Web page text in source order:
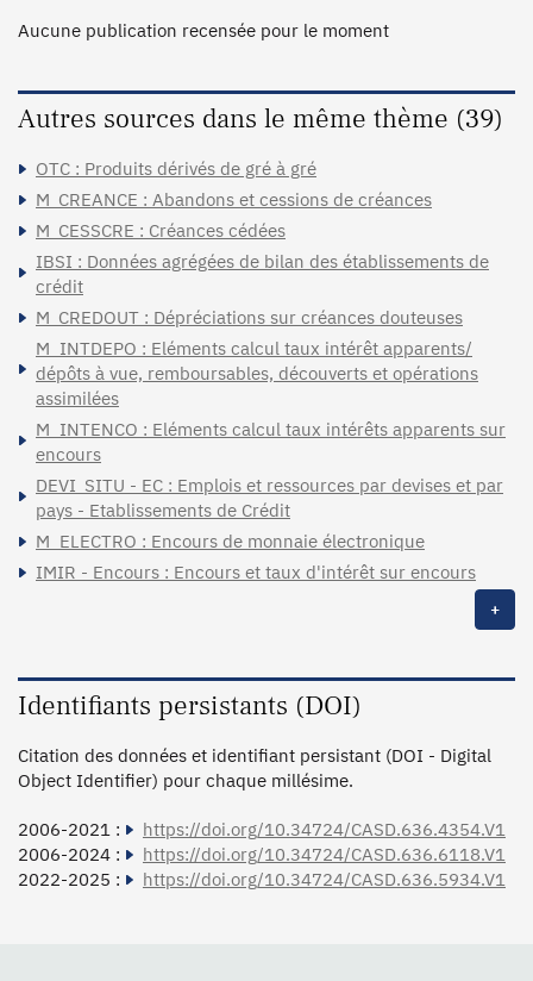
Aucune publication recensée pour le moment
Autres sources dans le même thème (39)
OTC : Produits dérivés de gré à gré
M_CREANCE : Abandons et cessions de créances
M_CESSCRE : Créances cédées
IBSI : Données agrégées de bilan des établissements de
crédit
M_CREDOUT : Dépréciations sur créances douteuses
M_INTDEPO : Eléments calcul taux intérêt apparents/
dépôts à vue, remboursables, découverts et opérations
assimilées
M_INTENCO : Eléments calcul taux intérêts apparents sur
encours
DEVI_SITU - EC : Emplois et ressources par devises et par
pays - Etablissements de Crédit
M_ELECTRO : Encours de monnaie électronique
IMIR - Encours : Encours et taux d'intérêt sur encours
+
Identifiants persistants (DOI)
Citation des données et identifiant persistant (DOI - Digital
Object Identifier) pour chaque millésime.
2006-2021 :
https://doi.org/10.34724/CASD.636.4354.V1
2006-2024 :
https://doi.org/10.34724/CASD.636.6118.V1
2022-2025 :
https://doi.org/10.34724/CASD.636.5934.V1